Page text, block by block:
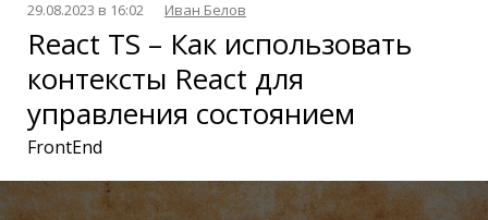
29.08.2023 в 16:02 Иван Белов
React TS – Как использовать
контексты React для
управления состоянием
FrontEnd